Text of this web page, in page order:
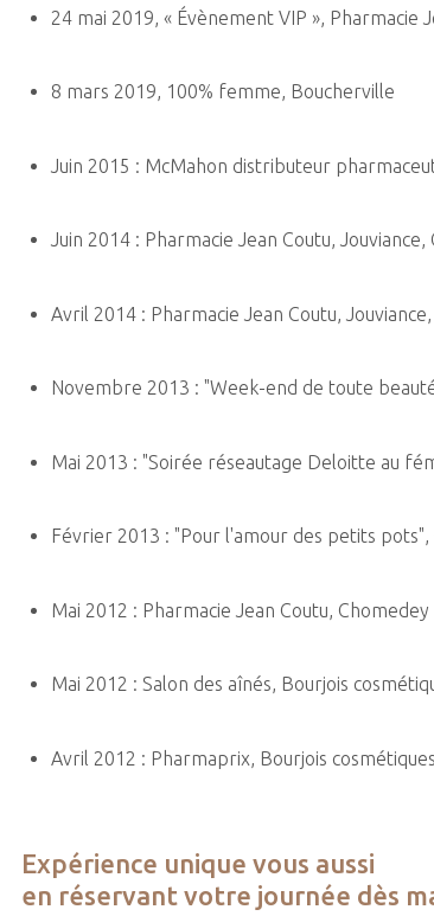
24 mai 2019, « Évènement VIP », Pharmacie
8 mars 2019, 100% femme, Boucherville
Juin 2015 : McMahon distributeur
Juin 2014 : Pharmacie Jean Coutu, Jouviance,
Avril 2014 : Pharmacie Jean Coutu,
Novembre 2013 : "Week-end de toute
Mai 2013 : "Soirée réseautage Deloitte au
Février 2013 : "Pour l'amour des petits
Mai 2012 : Pharmacie Jean Coutu, Chomedey
Mai 2012 : Salon des aînés, Bourjois
Avril 2012 : Pharmaprix, Bourjois
Expérience unique vous aussi
en réservant votre journée dès